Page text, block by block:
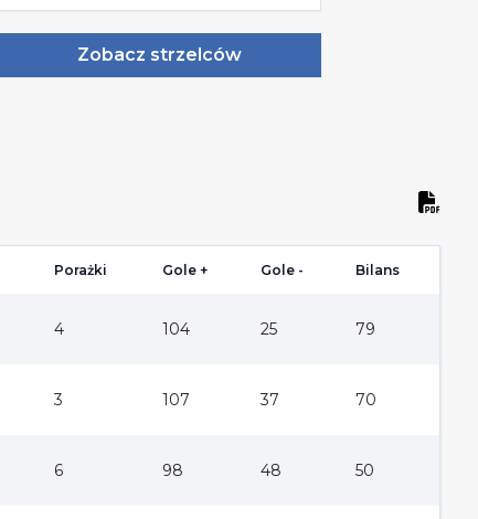
Zobacz strzelców
Porażki Gole + Gole - Bilans
4 104 25 79
3 107 37 70
6 98 48 50